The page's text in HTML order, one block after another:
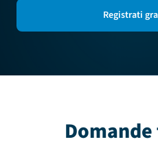
Registrati